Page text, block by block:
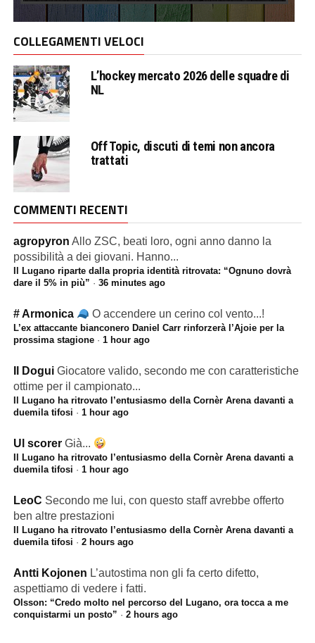
COLLEGAMENTI VELOCI
L’hockey mercato 2026 delle squadre di
NL
Off Topic, discuti di temi non ancora
trattati
COMMENTI RECENTI
agropyron Allo ZSC, beati loro, ogni anno danno la
possibilità a dei giovani. Hanno...
Il Lugano riparte dalla propria identità ritrovata: “Ognuno dovrà
dare il 5% in più” · 36 minutes ago
# Armonica O accendere un cerino col vento...!
L’ex attaccante bianconero Daniel Carr rinforzerà l’Ajoie per la
prossima stagione· 1 hour ago
Il Dogui Giocatore valido, secondo me con caratteristiche
ottime per il campionato...
Il Lugano ha ritrovato l’entusiasmo della Cornèr Arena davanti a
duemila tifosi · 1 hour ago
Ul scorer Già...
Il Lugano ha ritrovato l’entusiasmo della Cornèr Arena davanti a
duemila tifosi · 1 hour ago
LeoC Secondo me lui, con questo staff avrebbe offerto
ben altre prestazioni
Il Lugano ha ritrovato l’entusiasmo della Cornèr Arena davanti a
duemila tifosi · 2 hours ago
Antti Kojonen L’autostima non gli fa certo difetto,
aspettiamo di vedere i fatti.
Olsson: “Credo molto nel percorso del Lugano, ora tocca a me
conquistarmi un posto” · 2 hours ago